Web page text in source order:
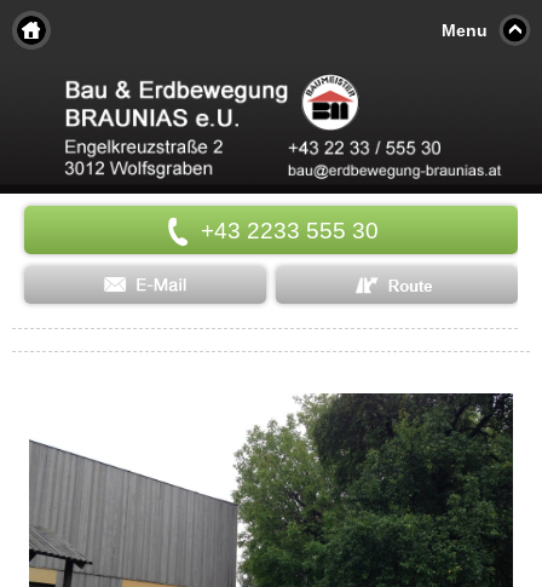
Menu
+43 2233 555 30